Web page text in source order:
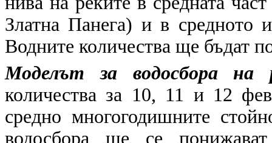
Златна Панега) и в средното
Водните количества ще бъдат
Моделът за водосбора
количества за 10, 11 и 12
средно многогодишните
водосбора ще се